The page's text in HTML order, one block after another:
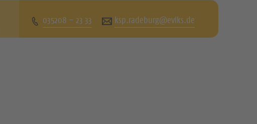
035208 – 23 33 ksp.radeburg@evlks.de